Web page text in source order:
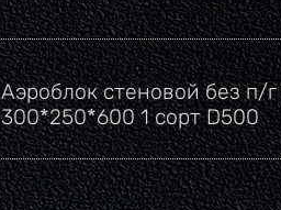
Аэроблок стеновой без п/
300*250*600 1 сорт D500